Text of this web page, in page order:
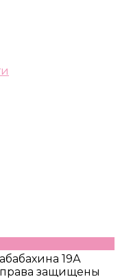
19А
права защищены